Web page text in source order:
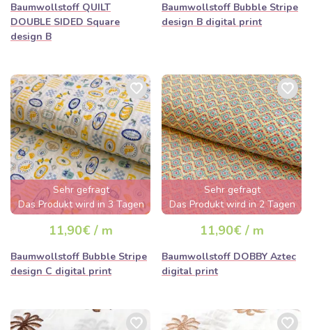
Baumwollstoff QUILT
DOUBLE SIDED Square
design B
Baumwollstoff Bubble Stripe
design B digital print
Sehr gefragt
Das Produkt wird in 3 Tagen
ausverkauft sein
11,90€ / m
Baumwollstoff Bubble Stripe
design C digital print
Sehr gefragt
Das Produkt wird in 2 Tagen
ausverkauft sein
11,90€ / m
Baumwollstoff DOBBY Aztec
digital print